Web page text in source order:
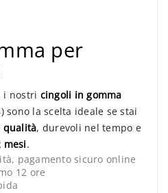
per
i nostri cingoli in gomma
sono la scelta ideale se stai
qualità, durevoli nel tempo e
mesi.
pagamento sicuro online
12 ore